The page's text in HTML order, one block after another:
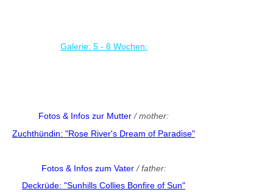
Galerie: 5 - 8 Wochen:
Fotos & Infos zur Mutter / mother:
Zuchthündin: "Rose River's Dream of Paradise"
Fotos & Infos zum Vater / father:
Deckrüde: "Sunhills Collies Bonfire of Sun"